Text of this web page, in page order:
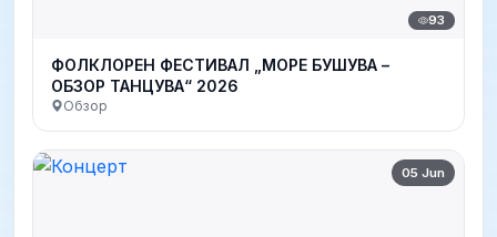
93
ФОЛКЛОРЕН ФЕСТИВАЛ „МОРЕ БУШУВА –
ОБЗОР ТАНЦУВА“ 2026
Обзор
05 Jun